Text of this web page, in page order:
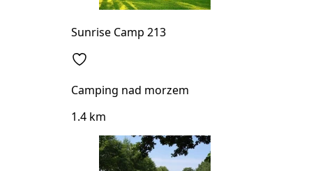
Sunrise Camp 213
Camping nad morzem
1.4 km